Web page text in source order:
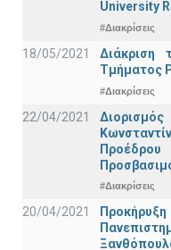
University
#Διακρίσεις
18/05/2021
Διάκριση
Τμήματος
#Διακρίσεις
22/04/2021
#Διακρίσεις
20/04/2021